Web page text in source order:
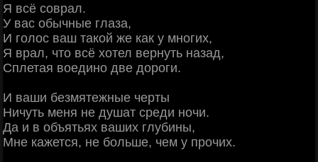
Я всё соврал.
У вас обычные глаза,
И голос ваш такой же как у многих,
Я врал, что всё хотел вернуть назад,
Сплетая воедино две дороги.
И ваши безмятежные черты
Ничуть меня не душат среди ночи.
Да и в объятьях ваших глубины,
Мне кажется, не больше, чем у прочих.